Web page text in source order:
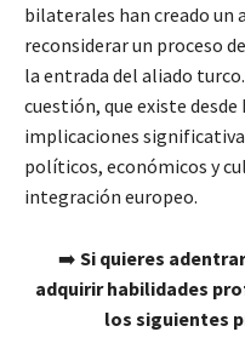
bilaterales han creado un
reconsiderar un proceso
la entrada del aliado
cuestión, que existe desde
implicaciones
políticos, económicos y
integración europeo.
➡️ Si quieres
adquirir habilidades
los siguientes